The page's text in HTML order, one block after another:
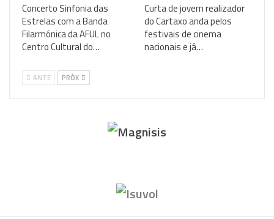
Concerto Sinfonia das
Estrelas com a Banda
Filarmónica da AFUL no
Centro Cultural do…
Curta de jovem realizador
do Cartaxo anda pelos
festivais de cinema
nacionais e já…
ANTE PRÓX